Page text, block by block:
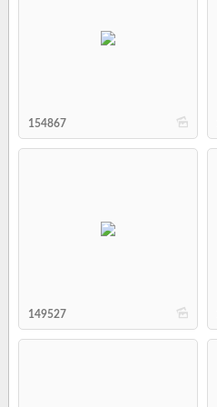
b
154867
b
149527